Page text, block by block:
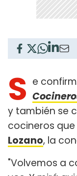
S e
y también se
cocineros
Lozano, la
"Volvemos a